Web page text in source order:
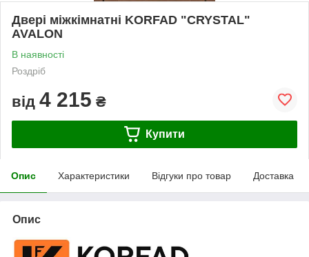
Двері міжкімнатні KORFAD "CRYSTAL"
AVALON
В наявності
Роздріб
від 4 215 ₴
Купити
Опис Характеристики Відгуки про товар Доставка
Опис